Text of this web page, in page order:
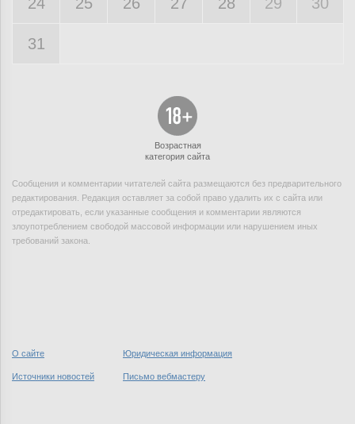
31
Возрастная
категория сайта
Сообщения и комментарии читателей сайта размещаются без предварительного
редактирования. Редакция оставляет за собой право удалить их с сайта или
отредактировать, если указанные сообщения и комментарии являются
злоупотреблением свободой массовой информации или нарушением иных
требований закона.
О сайте Юридическая информация
Источники новостей Письмо вебмастеру